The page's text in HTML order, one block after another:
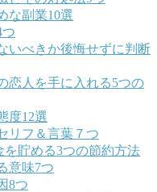
な副業10選
いべきか後悔せずに判断
恋人を手に入れる5つの
度12選
リフ＆言葉７つ
を貯める3つの節約方法
意味7つ
8つ